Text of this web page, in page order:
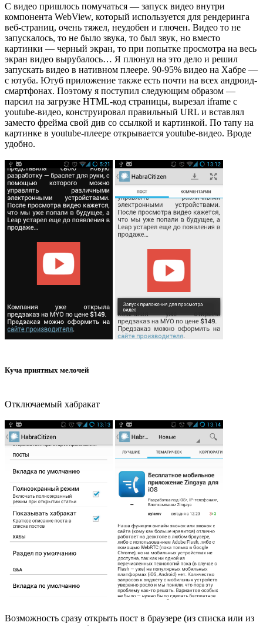
С видео пришлось помучаться — запуск видео внутри
компонента WebView, который используется для рендеринга
веб-страниц, очень тяжел, неудобен и глючен. Видео то не
запускалось, то не было звука, то был звук, но вместо
картинки — черный экран, то при попытке просмотра на весь
экран видео вырубалось… Я плюнул на это дело и решил
запускать видео в нативном плеере. 90-95% видео на Хабре —
с ютуба. Ютуб приложениe также есть почти на всех андроид-
смартфонах. Поэтому я поступил следующим образом —
парсил на загрузке HTML-код страницы, вырезал iframe с
youtube-видео, конструировал правильный URL и вставлял
заместо фрейма свой див со ссылкой и картинкой. По тапу на
картинке в youtube-плеере открывается youtube-видео. Вроде
удобно.
Куча приятных мелочей
Отключаемый хабракат
Возможность сразу открыть пост в браузере (из списка или из